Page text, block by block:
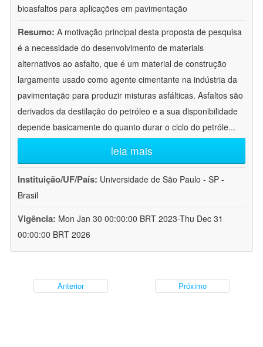
bioasfaltos para aplicações em pavimentação
Resumo: A motivação principal desta proposta de pesquisa
é a necessidade do desenvolvimento de materiais
alternativos ao asfalto, que é um material de construção
largamente usado como agente cimentante na indústria da
pavimentação para produzir misturas asfálticas. Asfaltos são
derivados da destilação do petróleo e a sua disponibilidade
depende basicamente do quanto durar o ciclo do petróle...
leia mais
Instituição/UF/País: Universidade de São Paulo - SP -
Brasil
Vigência: Mon Jan 30 00:00:00 BRT 2023-Thu Dec 31
00:00:00 BRT 2026
Anterior Próximo